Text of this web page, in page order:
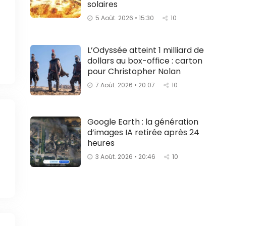
solaires
5 Août. 2026 • 15:30 10
L’Odyssée atteint 1 milliard de
dollars au box-office : carton
pour Christopher Nolan
7 Août. 2026 • 20:07 10
Google Earth : la génération
d’images IA retirée après 24
heures
3 Août. 2026 • 20:46 10